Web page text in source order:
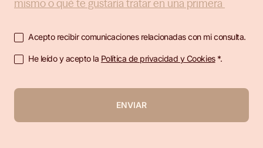
Acepto recibir comunicaciones relacionadas con mi consulta.
He leído y acepto la Política de privacidad y Cookies*.
ENVIAR